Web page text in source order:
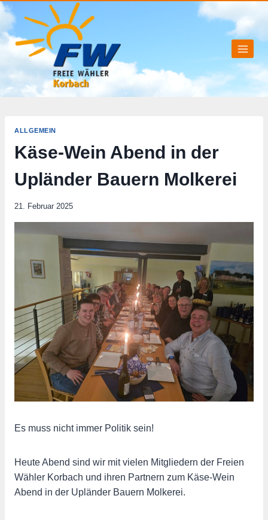
Zum
Inhalt
springen
ALLGEMEIN
Käse-Wein Abend in der
Upländer Bauern Molkerei
21. Februar 2025
Es muss nicht immer Politik sein!
Heute Abend sind wir mit vielen Mitgliedern der Freien
Wähler Korbach und ihren Partnern zum Käse-Wein
Abend in der Upländer Bauern Molkerei.